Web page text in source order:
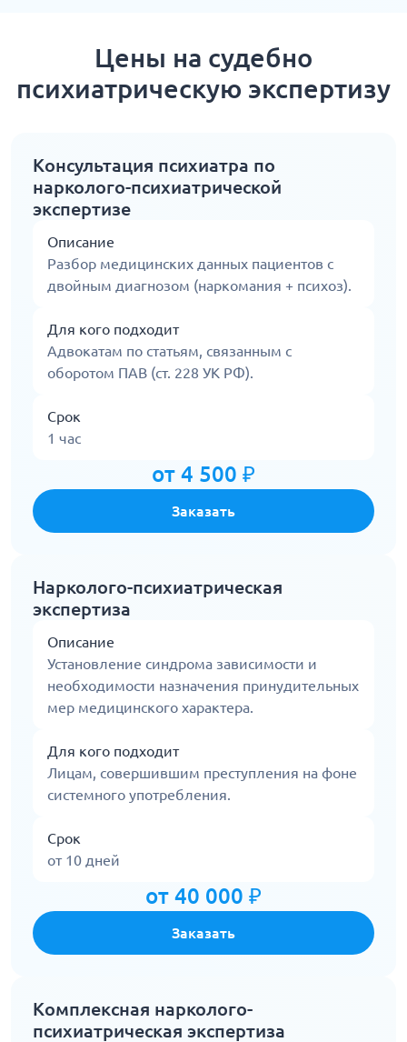
Цены на судебно
психиатрическую экспертизу
Консультация психиатра по
нарколого-психиатрической
экспертизе
Описание
Разбор медицинских данных пациентов с
двойным диагнозом (наркомания + психоз).
Для кого подходит
Адвокатам по статьям, связанным с
оборотом ПАВ (ст. 228 УК РФ).
Срок
1 час
от 4 500 ₽
Заказать
Нарколого-психиатрическая
экспертиза
Описание
Установление синдрома зависимости и
необходимости назначения принудительных
мер медицинского характера.
Для кого подходит
Лицам, совершившим преступления на фоне
системного употребления.
Срок
от 10 дней
от 40 000 ₽
Заказать
Комплексная нарколого-
психиатрическая экспертиза